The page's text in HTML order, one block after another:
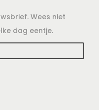
Wees niet
dag eentje.